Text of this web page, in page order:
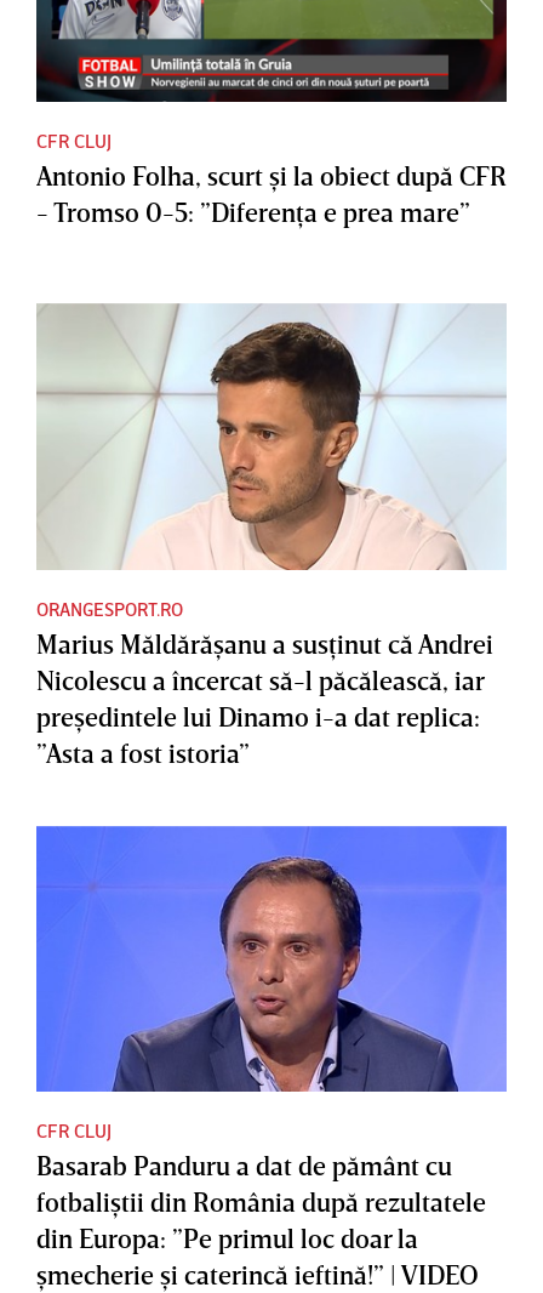
CFR CLUJ
Antonio Folha, scurt şi la obiect după CFR
- Tromso 0-5: ”Diferenţa e prea mare”
ORANGESPORT.RO
Marius Măldărăşanu a susţinut că Andrei
Nicolescu a încercat să-l păcălească, iar
preşedintele lui Dinamo i-a dat replica:
”Asta a fost istoria”
CFR CLUJ
Basarab Panduru a dat de pământ cu
fotbaliştii din România după rezultatele
din Europa: ”Pe primul loc doar la
şmecherie şi caterincă ieftină!” | VIDEO